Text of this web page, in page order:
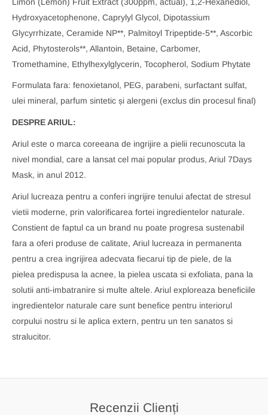
Hydroxyacetophenone, Caprylyl Glycol, Dipotassium
Glycyrrhizate, Ceramide NP**, Palmitoyl Tripeptide-5**, Ascorbic
Acid, Phytosterols**, Allantoin, Betaine, Carbomer,
Tromethamine, Ethylhexylglycerin, Tocopherol, Sodium Phytate
Formulata fara: fenoxietanol, PEG, parabeni, surfactant sulfat,
ulei mineral, parfum sintetic și alergeni (exclus din procesul final)
DESPRE ARIUL:
Ariul este o marca coreeana de ingrijire a pielii recunoscuta la
nivel mondial, care a lansat cel mai popular produs, Ariul 7Days
Mask, in anul 2012.
Ariul lucreaza pentru a conferi ingrijire tenului afectat de stresul
vietii moderne, prin valorificarea fortei ingredientelor naturale.
Constient de faptul ca un brand nu poate progresa sustenabil
fara a oferi produse de calitate, Ariul lucreaza in permanenta
pentru a crea ingrijirea adecvata fiecarui tip de piele, de la
pielea predispusa la acnee, la pielea uscata si exfoliata, pana la
solutii anti-imbatranire si multe altele. Ariul exploreaza beneficiile
ingredientelor naturale care sunt benefice pentru interiorul
corpului nostru si le aplica extern, pentru un ten sanatos si
stralucitor.
Recenzii Clienți